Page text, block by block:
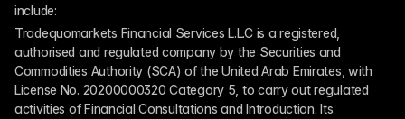
include:
Tradequomarkets Financial Services L.L.C is a registered,
authorised and regulated company by the Securities and
Commodities Authority (SCA) of the United Arab Emirates, with
License No. 20200000320 Category 5, to carry out regulated
activities of Financial Consultations and Introduction. Its